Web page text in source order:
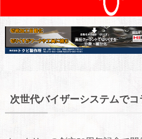
次世代バイザーシステムでコ